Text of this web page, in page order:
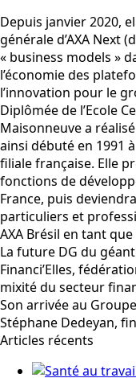
Depuis janvier 2020,
générale d’AXA Next
« business models »
l’économie des
l’innovation pour le
Diplômée de l’Ecole
Maisonneuve a
ainsi débuté en 1991
filiale française. Elle
fonctions de
France, puis
particuliers et
AXA Brésil en tant
La future DG du
Financi’Elles,
mixité du secteur
Son arrivée au
Stéphane Dedeyan,
Articles récents